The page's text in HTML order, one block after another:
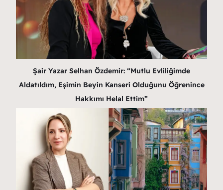
Şair Yazar Selhan Özdemir: “Mutlu Evliliğimde
Aldatıldım, Eşimin Beyin Kanseri Olduğunu Öğrenince
Hakkımı Helal Ettim”